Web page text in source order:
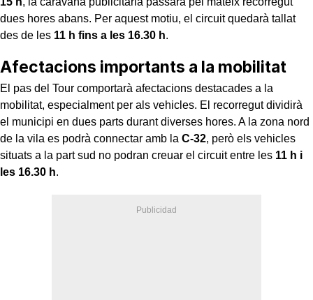
dues hores abans. Per aquest motiu, el circuit quedarà tallat
des de les 11 h fins a les 16.30 h.
Afectacions importants a la mobilitat
El pas del Tour comportarà afectacions destacades a la
mobilitat, especialment per als vehicles. El recorregut dividirà
el municipi en dues parts durant diverses hores. A la zona nord
de la vila es podrà connectar amb la C-32, però els vehicles
situats a la part sud no podran creuar el circuit entre les 11 h i
les 16.30 h.